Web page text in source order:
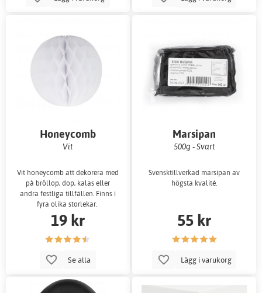
Honeycomb
Vit
Vit honeycomb att dekorera med
på bröllop, dop, kalas eller
andra festliga tillfällen. Finns i
fyra olika storlekar.
19 kr
Se alla
Marsipan
500g - Svart
Svensktillverkad marsipan av
högsta kvalité.
55 kr
Lägg i varukorg